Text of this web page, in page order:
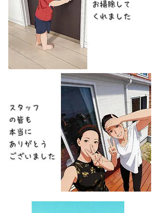
お掃除 して
​くれました
スタッフ
の皆も
本当に
ありがとう
ございました